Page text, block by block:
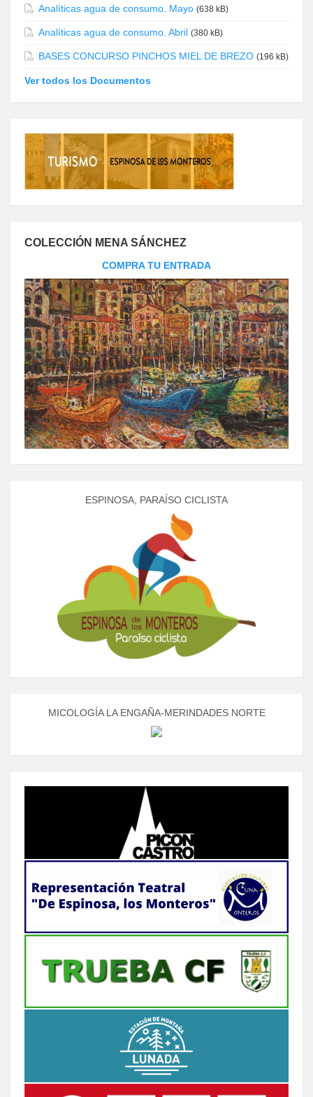
Analíticas agua de consumo. Mayo (638 kB)
Analíticas agua de consumo. Abril (380 kB)
BASES CONCURSO PINCHOS MIEL DE BREZO (196 kB)
Ver todos los Documentos
COLECCIÓN MENA SÁNCHEZ
COMPRA TU ENTRADA
ESPINOSA, PARAÍSO CICLISTA
MICOLOGÍA LA ENGAÑA-MERINDADES NORTE